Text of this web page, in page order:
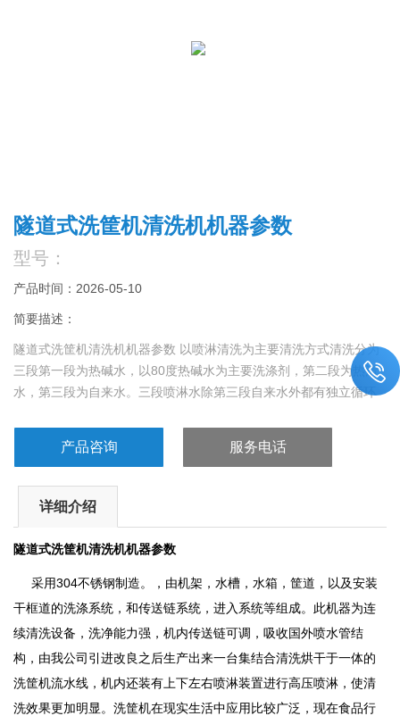
隧道式洗筐机清洗机机器参数
型号：
产品时间：2026-05-10
简要描述：
隧道式洗筐机清洗机机器参数 以喷淋清洗为主要清洗方式清洗分为
三段第一段为热碱水，以80度热碱水为主要洗涤剂，第二段为热清
水，第三段为自来水。三段喷淋水除第三段自来水外都有独立循环
淋水除第三段自来水外都有独立循环过滤水箱，第三段自来水作为
产品咨询 服务电话
详细介绍
隧道式洗筐机清洗机机器参数
采用304不锈钢制造。，由机架，水槽，水箱，筐道，以及安装
干框道的洗涤系统，和传送链系统，进入系统等组成。此机器为连
续清洗设备，洗净能力强，机内传送链可调，吸收国外喷水管结
构，由我公司引进改良之后生产出来一台集结合清洗烘干于一体的
洗筐机流水线，机内还装有上下左右喷淋装置进行高压喷淋，使清
洗效果更加明显。洗筐机在现实生活中应用比较广泛，现在食品行